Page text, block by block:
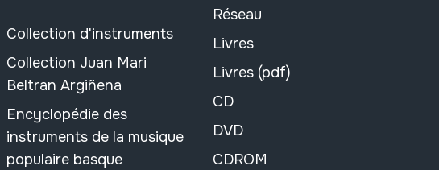
Collection d'instruments
Collection Juan Mari
Beltran Argiñena
Encyclopédie des
instruments de la musique
populaire basque
Réseau
Livres
Livres (pdf)
CD
DVD
CDROM